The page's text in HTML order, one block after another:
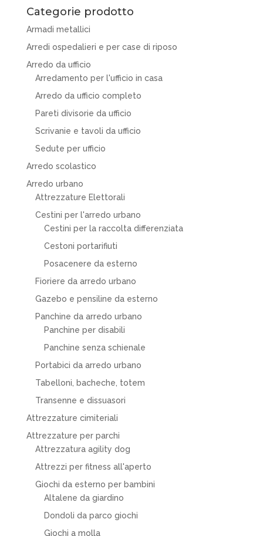
Categorie prodotto
Armadi metallici
Arredi ospedalieri e per case di riposo
Arredo da ufficio
Arredamento per l'ufficio in casa
Arredo da ufficio completo
Pareti divisorie da ufficio
Scrivanie e tavoli da ufficio
Sedute per ufficio
Arredo scolastico
Arredo urbano
Attrezzature Elettorali
Cestini per l'arredo urbano
Cestini per la raccolta differenziata
Cestoni portarifiuti
Posacenere da esterno
Fioriere da arredo urbano
Gazebo e pensiline da esterno
Panchine da arredo urbano
Panchine per disabili
Panchine senza schienale
Portabici da arredo urbano
Tabelloni, bacheche, totem
Transenne e dissuasori
Attrezzature cimiteriali
Attrezzature per parchi
Attrezzatura agility dog
Attrezzi per fitness all'aperto
Giochi da esterno per bambini
Altalene da giardino
Dondoli da parco giochi
Giochi a molla